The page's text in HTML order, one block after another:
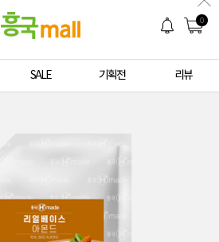
0
SALE 기획전 리뷰